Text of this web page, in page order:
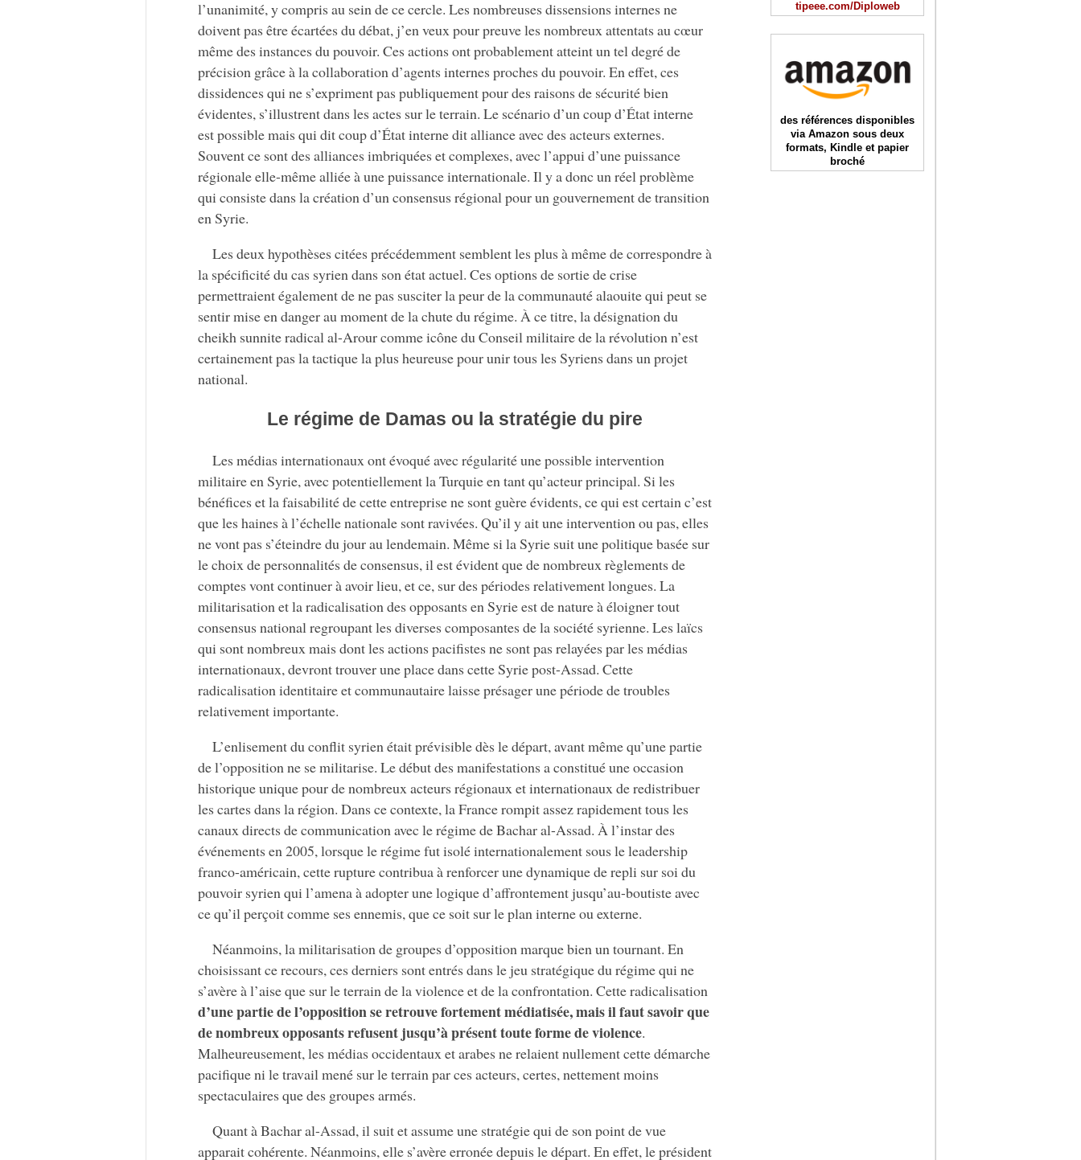
l’unanimité, y compris au sein de ce cercle. Les nombreuses dissensions internes ne
doivent pas être écartées du débat, j’en veux pour preuve les nombreux attentats au cœur
même des instances du pouvoir. Ces actions ont probablement atteint un tel degré de
précision grâce à la collaboration d’agents internes proches du pouvoir. En effet, ces
dissidences qui ne s’expriment pas publiquement pour des raisons de sécurité bien
évidentes, s’illustrent dans les actes sur le terrain. Le scénario d’un coup d’État interne
est possible mais qui dit coup d’État interne dit alliance avec des acteurs externes.
Souvent ce sont des alliances imbriquées et complexes, avec l’appui d’une puissance
régionale elle-même alliée à une puissance internationale. Il y a donc un réel problème
qui consiste dans la création d’un consensus régional pour un gouvernement de transition
en Syrie.
Les deux hypothèses citées précédemment semblent les plus à même de correspondre à
la spécificité du cas syrien dans son état actuel. Ces options de sortie de crise
permettraient également de ne pas susciter la peur de la communauté alaouite qui peut se
sentir mise en danger au moment de la chute du régime. À ce titre, la désignation du
cheikh sunnite radical al-Arour comme icône du Conseil militaire de la révolution n’est
certainement pas la tactique la plus heureuse pour unir tous les Syriens dans un projet
national.
Le régime de Damas ou la stratégie du pire
Les médias internationaux ont évoqué avec régularité une possible intervention
militaire en Syrie, avec potentiellement la Turquie en tant qu’acteur principal. Si les
bénéfices et la faisabilité de cette entreprise ne sont guère évidents, ce qui est certain c’est
que les haines à l’échelle nationale sont ravivées. Qu’il y ait une intervention ou pas, elles
ne vont pas s’éteindre du jour au lendemain. Même si la Syrie suit une politique basée sur
le choix de personnalités de consensus, il est évident que de nombreux règlements de
comptes vont continuer à avoir lieu, et ce, sur des périodes relativement longues. La
militarisation et la radicalisation des opposants en Syrie est de nature à éloigner tout
consensus national regroupant les diverses composantes de la société syrienne. Les laïcs
qui sont nombreux mais dont les actions pacifistes ne sont pas relayées par les médias
internationaux, devront trouver une place dans cette Syrie post-Assad. Cette
radicalisation identitaire et communautaire laisse présager une période de troubles
relativement importante.
L’enlisement du conflit syrien était prévisible dès le départ, avant même qu’une partie
de l’opposition ne se militarise. Le début des manifestations a constitué une occasion
historique unique pour de nombreux acteurs régionaux et internationaux de redistribuer
les cartes dans la région. Dans ce contexte, la France rompit assez rapidement tous les
canaux directs de communication avec le régime de Bachar al-Assad. À l’instar des
événements en 2005, lorsque le régime fut isolé internationalement sous le leadership
franco-américain, cette rupture contribua à renforcer une dynamique de repli sur soi du
pouvoir syrien qui l’amena à adopter une logique d’affrontement jusqu’au-boutiste avec
ce qu’il perçoit comme ses ennemis, que ce soit sur le plan interne ou externe.
Néanmoins, la militarisation de groupes d’opposition marque bien un tournant. En
choisissant ce recours, ces derniers sont entrés dans le jeu stratégique du régime qui ne
s’avère à l’aise que sur le terrain de la violence et de la confrontation. Cette radicalisation
d’une partie de l’opposition se retrouve fortement médiatisée, mais il faut savoir que
de nombreux opposants refusent jusqu’à présent toute forme de violence.
Malheureusement, les médias occidentaux et arabes ne relaient nullement cette démarche
pacifique ni le travail mené sur le terrain par ces acteurs, certes, nettement moins
spectaculaires que des groupes armés.
Quant à Bachar al-Assad, il suit et assume une stratégie qui de son point de vue
apparait cohérente. Néanmoins, elle s’avère erronée depuis le départ. En effet, le président
tipeee.com/Diploweb
des références disponibles
via Amazon sous deux
formats, Kindle et papier
broché